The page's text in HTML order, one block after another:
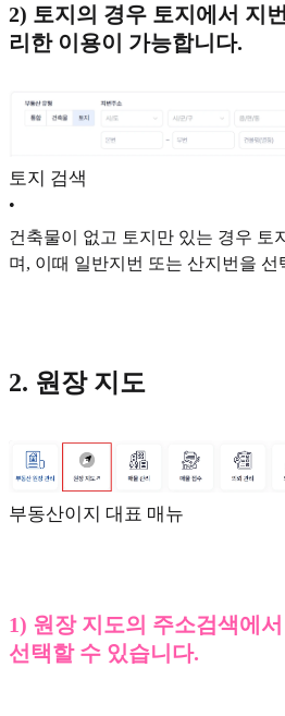
2) 토지의 경우 토지에서 지
리한 이용이 가능합니다.
토지 검색
•
건축물이 없고 토지만 있는 경우 토
며, 이때 일반지번 또는 산지번을
2. 원장 지도
부동산이지 대표 매뉴
1) 원장 지도의 주소검색에
선택할 수 있습니다.